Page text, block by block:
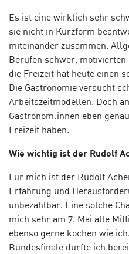
Es ist eine wirklich sehr
sie nicht in Kurzform
miteinander zusammen.
Berufen schwer,
die Freizeit hat heute einen
Die Gastronomie versucht
Arbeitszeitmodellen. Doch
Gastronom:innen eben
Freizeit haben.
Wie wichtig ist der Rudolf
Für mich ist der Rudolf
Erfahrung und
unbezahlbar. Eine solche
mich sehr am 7. Mai alle
ebenso gerne kochen wie
Bundesfinale durfte ich